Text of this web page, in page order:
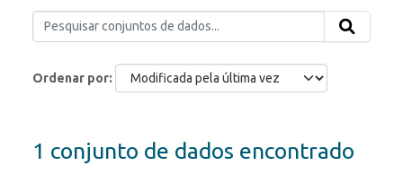
Ordenar por
1 conjunto de dados encontrado